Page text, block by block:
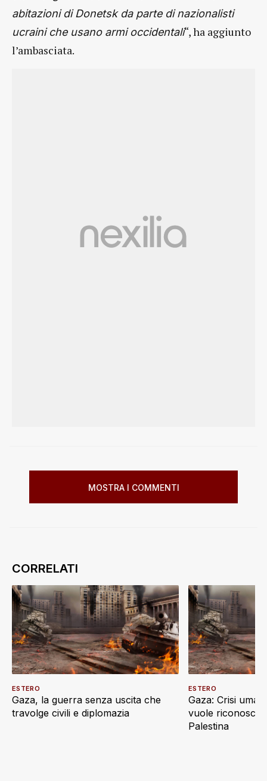
abitazioni di Donetsk da parte di nazionalisti
ucraini che usano armi occidentali“, ha aggiunto
l’ambasciata.
MOSTRA I COMMENTI
Gaza, la guerra senza uscita che
travolge civili e diplomazia
ESTERO
Gaza: Crisi
vuole
Palestina
ESTERO